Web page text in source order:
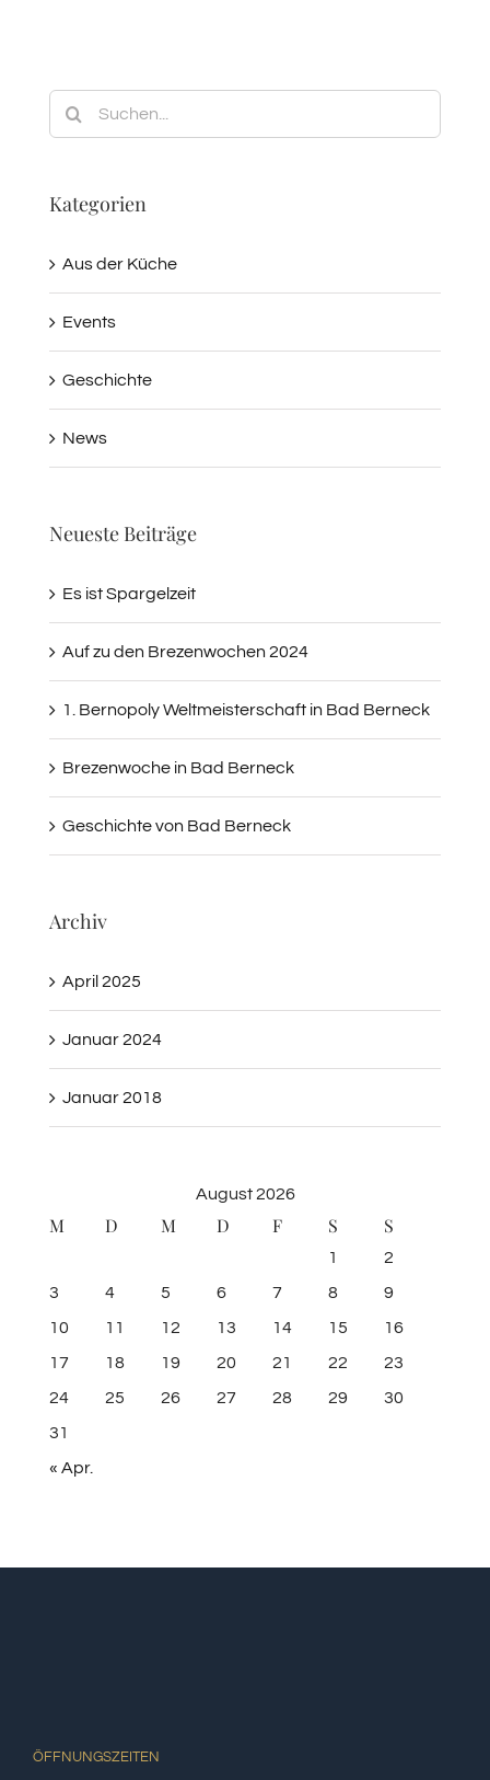
Suche
nach:
Kategorien
Aus der Küche
Events
Geschichte
News
Neueste Beiträge
Es ist Spargelzeit
Auf zu den Brezenwochen 2024
1. Bernopoly Weltmeisterschaft in Bad Berneck
Brezenwoche in Bad Berneck
Geschichte von Bad Berneck
Archiv
April 2025
Januar 2024
Januar 2018
August 2026
M D M D F S S
1
2
3
4 5 6 7 8
9
10
11 12 13 14 15
16
17
18 19 20 21 22
23
24
25 26 27 28 29
30
31
« Apr.
ÖFFNUNGSZEITEN